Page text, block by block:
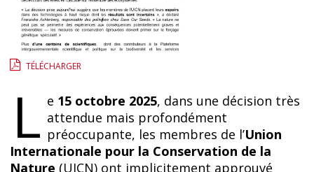
TÉLÉCHARGER
L e 15 octobre 2025, dans une décision très
attendue mais profondément
préoccupante, les membres de l’Union
Internationale pour la Conservation de la
Nature (UICN) ont implicitement approuvé